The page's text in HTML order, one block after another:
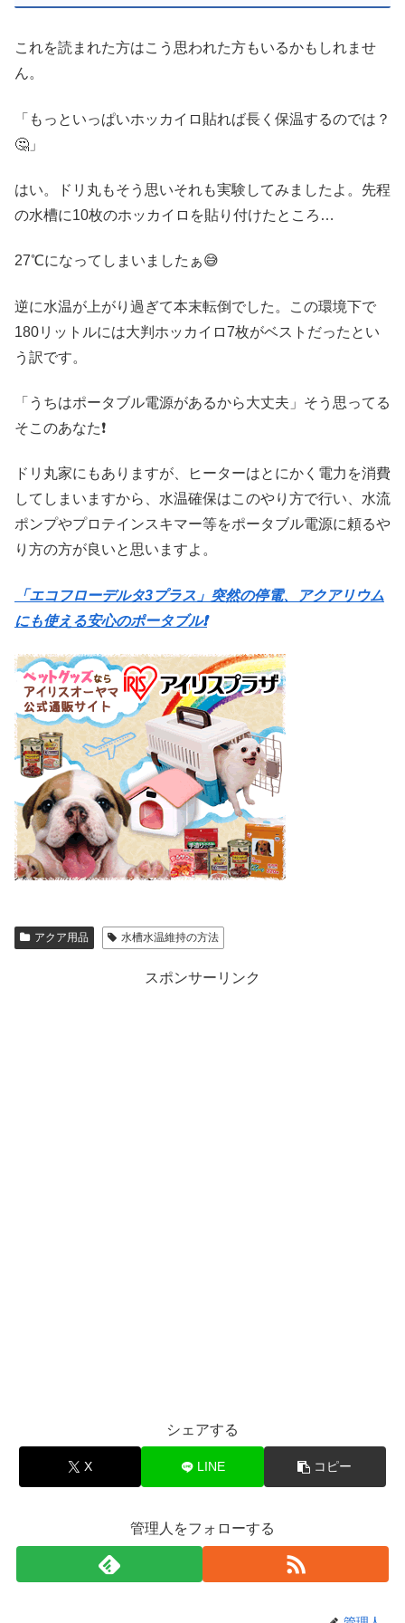
これを読まれた方はこう思われた方もいるかもしれませ
ん。
「もっといっぱいホッカイロ貼れば長く保温するのでは？
🤔」
はい。ドリ丸もそう思いそれも実験してみましたよ。先程
の水槽に10枚のホッカイロを貼り付けたところ…
27℃になってしまいましたぁ😅
逆に水温が上がり過ぎて本末転倒でした。この環境下で
180リットルには大判ホッカイロ7枚がベストだったとい
う訳です。
「うちはポータブル電源があるから大丈夫」そう思ってる
そこのあなた❗
ドリ丸家にもありますが、ヒーターはとにかく電力を消費
してしまいますから、水温確保はこのやり方で行い、水流
ポンプやプロテインスキマー等をポータブル電源に頼るや
り方の方が良いと思いますよ。
「エコフローデルタ3プラス」突然の停電、アクアリウム
にも使える安心のポータブル❗
アクア用品 水槽水温維持の方法
スポンサーリンク
シェアする
X LINE コピー
管理人をフォローする